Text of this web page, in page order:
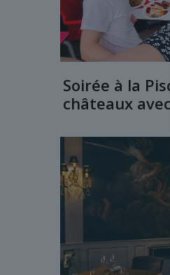
Soirée à la
châteaux